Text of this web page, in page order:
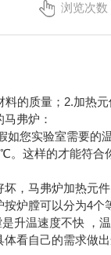
浏览次数
的质量；2.加热
弗炉：
如您实验室需要
。这样的才能符
，马弗炉加热元
炉膛可以分为4
升温速度不快 ，
看自己的需求做出